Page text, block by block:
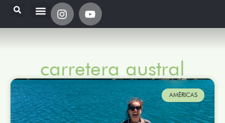
carretera austral
AMÉRICAS